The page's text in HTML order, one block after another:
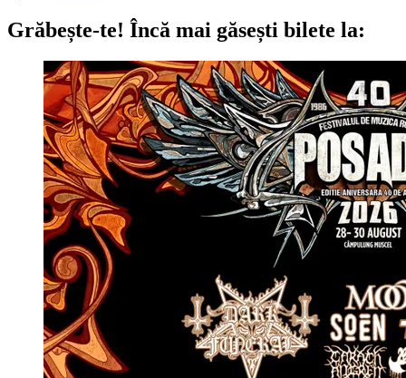
Grăbește-te! Încă mai găsești bilete la: